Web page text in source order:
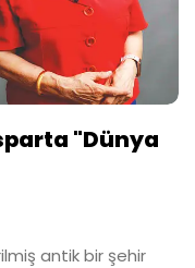
"Dünya
antik bir şehir